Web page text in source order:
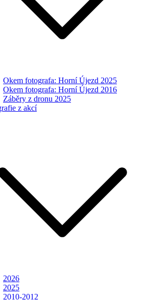
Okem fotografa: Horní Újezd 2025
Okem fotografa: Horní Újezd 2016
Záběry z dronu 2025
z akcí
2026
2025
2010-2012